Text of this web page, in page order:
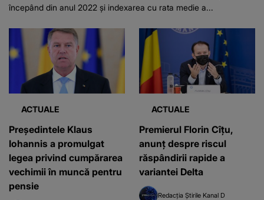
începând din anul 2022 şi indexarea cu rata medie a...
ACTUALE
Președintele Klaus
Iohannis a promulgat
legea privind cumpărarea
vechimii în muncă pentru
pensie
ACTUALE
Premierul Florin Cîțu,
anunț despre riscul
răspândirii rapide a
variantei Delta
Redacția Știrile Kanal D